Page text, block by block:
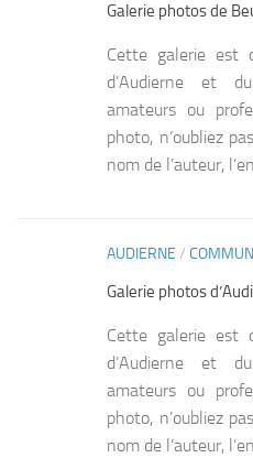
Galerie photos de
Cette galerie est
d’Audierne et
amateurs ou
photo, n’oubliez
nom de l’auteur,
AUDIERNE /
Galerie photos
Cette galerie est
d’Audierne et
amateurs ou
photo, n’oubliez
nom de l’auteur,